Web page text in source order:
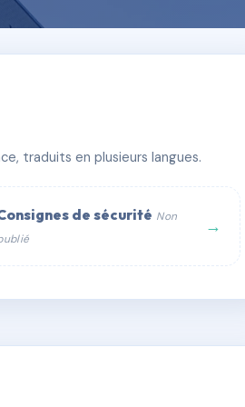
traduits en plusieurs langues.
de sécurité Non
→